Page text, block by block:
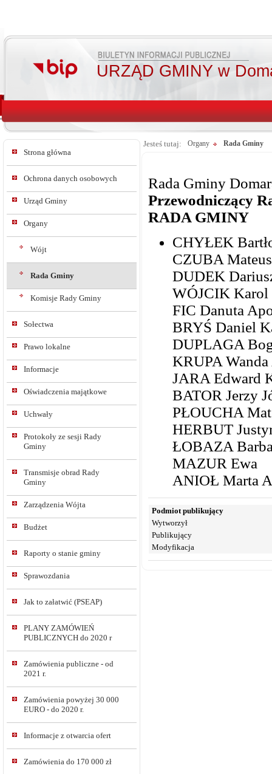
URZĄD GMINY w
Strona główna
Ochrona danych osobowych
Urząd Gminy
Organy
Wójt
Rada Gminy
Komisje Rady Gminy
Sołectwa
Prawo lokalne
Informacje
Oświadczenia majątkowe
Uchwały
Protokoły ze sesji Rady
Gminy
Transmisje obrad Rady
Gminy
Zarządzenia Wójta
Budżet
Raporty o stanie gminy
Sprawozdania
Jak to załatwić (PSEAP)
PLANY ZAMÓWIEŃ
PUBLICZNYCH do 2020 r
Zamówienia publiczne - od
2021 r.
Zamówienia powyżej 30 000
EURO - do 2020 r.
Informacje z otwarcia ofert
Zamówienia do 170 000 zł
Jesteś tutaj: Organy Rada Gminy
Rada Gminy
Przewodniczący
RADA GMINY
CHYŁEK
CZUBA
DUDEK
WÓJCIK Karol
FIC Danuta
BRYŚ Daniel
DUPLAGA
KRUPA Wanda
JARA Edward
BATOR Jerzy
PŁOUCHA
HERBUT
ŁOBAZA
MAZUR Ewa
ANIOŁ Marta
Podmiot publikujący
Wytworzył
Publikujący
Modyfikacja